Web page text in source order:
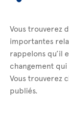
Vous trouverez
importantes
rappelons qu’il
changement
Vous trouverez
publiés.